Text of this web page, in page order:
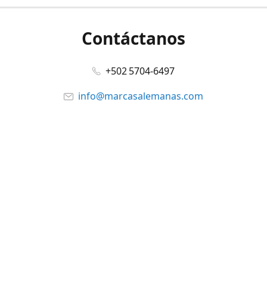
Contáctanos
+502 5704-6497
info@marcasalemanas.com